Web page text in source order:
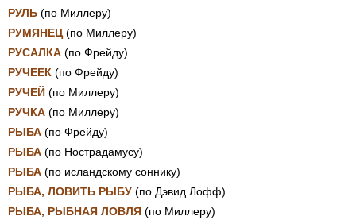
РУЛЬ (по Миллеру)
РУМЯНЕЦ (по Миллеру)
РУСАЛКА (по Фрейду)
РУЧЕЕК (по Фрейду)
РУЧЕЙ (по Миллеру)
РУЧКА (по Миллеру)
РЫБА (по Фрейду)
РЫБА (по Нострадамусу)
РЫБА (по исландскому соннику)
РЫБА, ЛОВИТЬ РЫБУ (по Дэвид Лофф)
РЫБА, РЫБНАЯ ЛОВЛЯ (по Миллеру)